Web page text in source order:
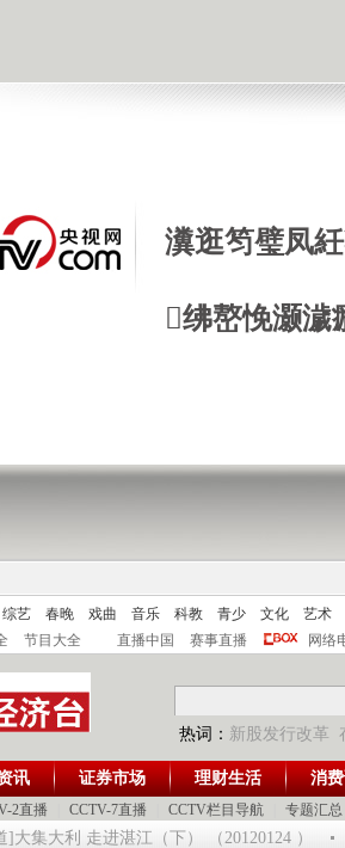
瀵逛笉璧凤
绋嶅悗灏
综艺 春晚 戏曲 音乐 科教 青少 文化
艺术
节目大全 直播中国 赛事直播 网络
热词： 新股发行改革
2直播 CCTV-7直播 CCTV栏目导航 专题汇总
讯 证券市场 理财生活 消
集大利 走进湛江（下） （20120124 ）